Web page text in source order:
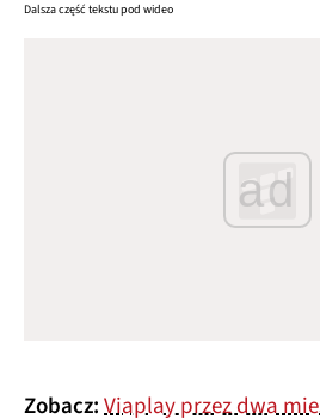
Dalsza część tekstu pod wideo
ad
Zobacz:Viaplay przez dwa